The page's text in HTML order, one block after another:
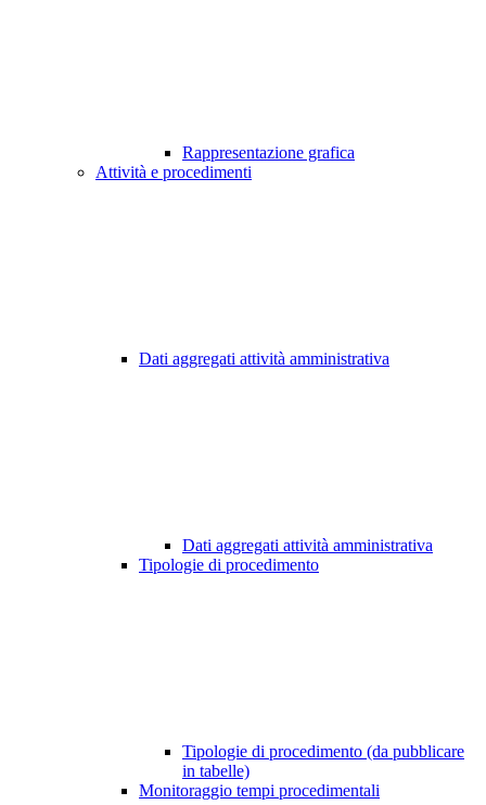
Rappresentazione grafica
Attività e procedimenti
Dati aggregati attività amministrativa
Dati aggregati attività amministrativa
Tipologie di procedimento
Tipologie di procedimento (da pubblicare
in tabelle)
Monitoraggio tempi procedimentali